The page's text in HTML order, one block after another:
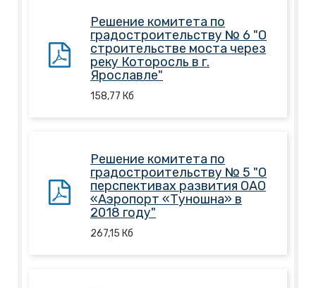
Решение комитета по
градостроительству № 6 "О
строительстве моста через
реку Которосль в г.
Ярославле"
158,77 Кб
Решение комитета по
градостроительству № 5 "О
перспективах развития ОАО
«Аэропорт «Туношна» в
2018 году"
267,15 Кб